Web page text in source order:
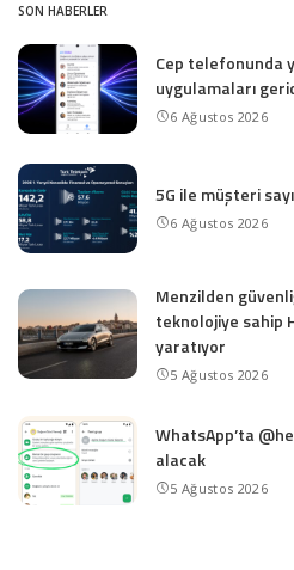
SON HABERLER
Cep telefonunda
uygulamaları
6 Ağustos 2026
5G ile müşteri
6 Ağustos 2026
Menzilden
teknolojiye sahip
yaratıyor
5 Ağustos 2026
WhatsApp’ta
alacak
5 Ağustos 2026